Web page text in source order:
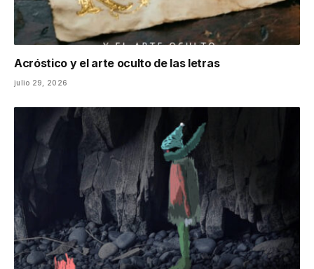
Acróstico y el arte oculto de las letras
julio 29, 2026